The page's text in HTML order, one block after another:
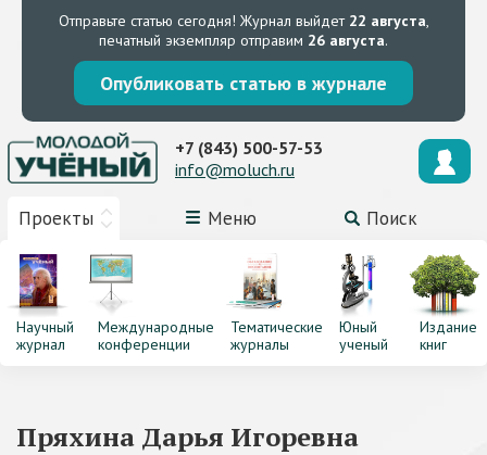
Отправьте статью сегодня! Журнал выйдет 22 августа,
печатный экземпляр отправим 26 августа.
Опубликовать статью в журнале
Проекты Меню Поиск
+7 (843) 500-57-53
info@moluch.ru
Научный
журнал
Международные
конференции
Тематические
журналы
Юный
ученый
Издание
книг
Пряхина Дарья Игоревна